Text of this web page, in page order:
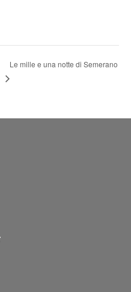
Le mille e una notte di Semerano